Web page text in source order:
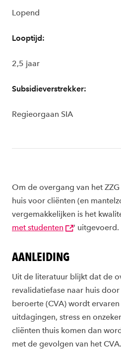
Lopend
Looptijd:
2,5 jaar
Subsidieverstrekker:
Regieorgaan SIA
Om de overgang van het
huis voor cliënten (en
vergemakkelijken is het
met studenten
' uitgevoerd.
AANLEIDING
Uit de literatuur blijkt dat de
revalidatiefase naar huis
beroerte (CVA) wordt
uitdagingen, stress en
cliënten thuis komen dan
met de gevolgen van het